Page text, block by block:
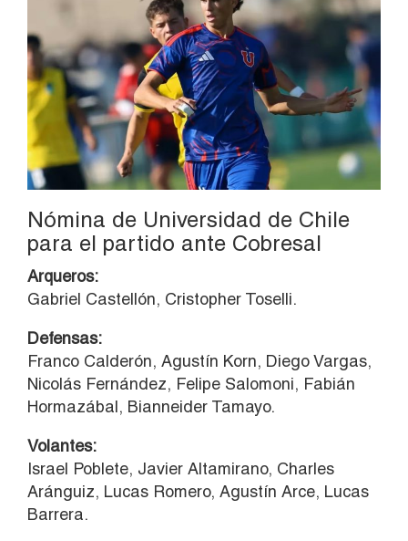
Nómina de Universidad de Chile
para el partido ante Cobresal
Arqueros:
Gabriel Castellón, Cristopher Toselli.
Defensas:
Franco Calderón, Agustín Korn, Diego Vargas,
Nicolás Fernández, Felipe Salomoni, Fabián
Hormazábal, Bianneider Tamayo.
Volantes:
Israel Poblete, Javier Altamirano, Charles
Aránguiz, Lucas Romero, Agustín Arce, Lucas
Barrera.